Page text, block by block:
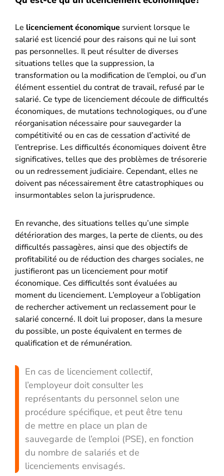
Le licenciement économique survient lorsque le
salarié est licencié pour des raisons qui ne lui sont
pas personnelles. Il peut résulter de diverses
situations telles que la suppression, la
transformation ou la modification de l’emploi, ou d’un
élément essentiel du contrat de travail, refusé par le
salarié. Ce type de licenciement découle de difficultés
économiques, de mutations technologiques, ou d’une
réorganisation nécessaire pour sauvegarder la
compétitivité ou en cas de cessation d’activité de
l’entreprise. Les difficultés économiques doivent être
significatives, telles que des problèmes de trésorerie
ou un redressement judiciaire. Cependant, elles ne
doivent pas nécessairement être catastrophiques ou
insurmontables selon la jurisprudence.
En revanche, des situations telles qu’une simple
détérioration des marges, la perte de clients, ou des
difficultés passagères, ainsi que des objectifs de
profitabilité ou de réduction des charges sociales, ne
justifieront pas un licenciement pour motif
économique. Ces difficultés sont évaluées au
moment du licenciement. L’employeur a l’obligation
de rechercher activement un reclassement pour le
salarié concerné. Il doit lui proposer, dans la mesure
du possible, un poste équivalent en termes de
qualification et de rémunération.
En cas de licenciement collectif,
l’employeur doit consulter les
représentants du personnel selon une
procédure spécifique, et peut être tenu
de mettre en place un plan de
sauvegarde de l’emploi (PSE), en fonction
du nombre de salariés et de
licenciements envisagés.